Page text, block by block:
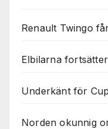
Renault Twingo
Elbilarna
Underkänt för
Norden okunnig